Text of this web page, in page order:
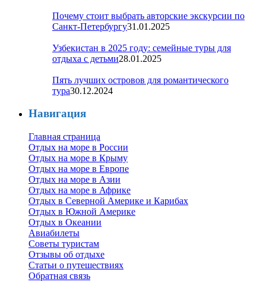
Почему стоит выбрать авторские экскурсии по
Санкт-Петербургу31.01.2025
Узбекистан в 2025 году: семейные туры для
отдыха с детьми28.01.2025
Пять лучших островов для романтического
тура30.12.2024
Навигация
Главная страница
Отдых на море в России
Отдых на море в Крыму
Отдых на море в Европе
Отдых на море в Азии
Отдых на море в Африке
Отдых в Северной Америке и Карибах
Отдых в Южной Америке
Отдых в Океании
Авиабилеты
Советы туристам
Отзывы об отдыхе
Статьи о путешествиях
Обратная связь